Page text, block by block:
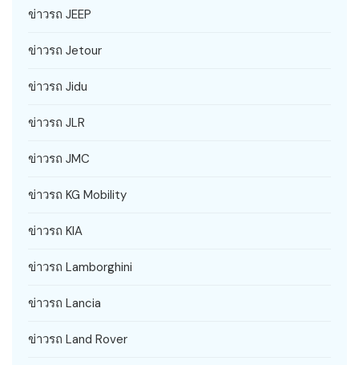
ข่าวรถ JEEP
ข่าวรถ Jetour
ข่าวรถ Jidu
ข่าวรถ JLR
ข่าวรถ JMC
ข่าวรถ KG Mobility
ข่าวรถ KIA
ข่าวรถ Lamborghini
ข่าวรถ Lancia
ข่าวรถ Land Rover